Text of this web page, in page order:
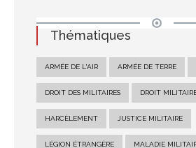
Thématiques
ARMÉE DE L'AIR ARMÉE DE TERRE
DROIT DES MILITAIRES DROIT
HARCÈLEMENT JUSTICE MILITAIRE
LÉGION ÉTRANGÈRE MALADIE